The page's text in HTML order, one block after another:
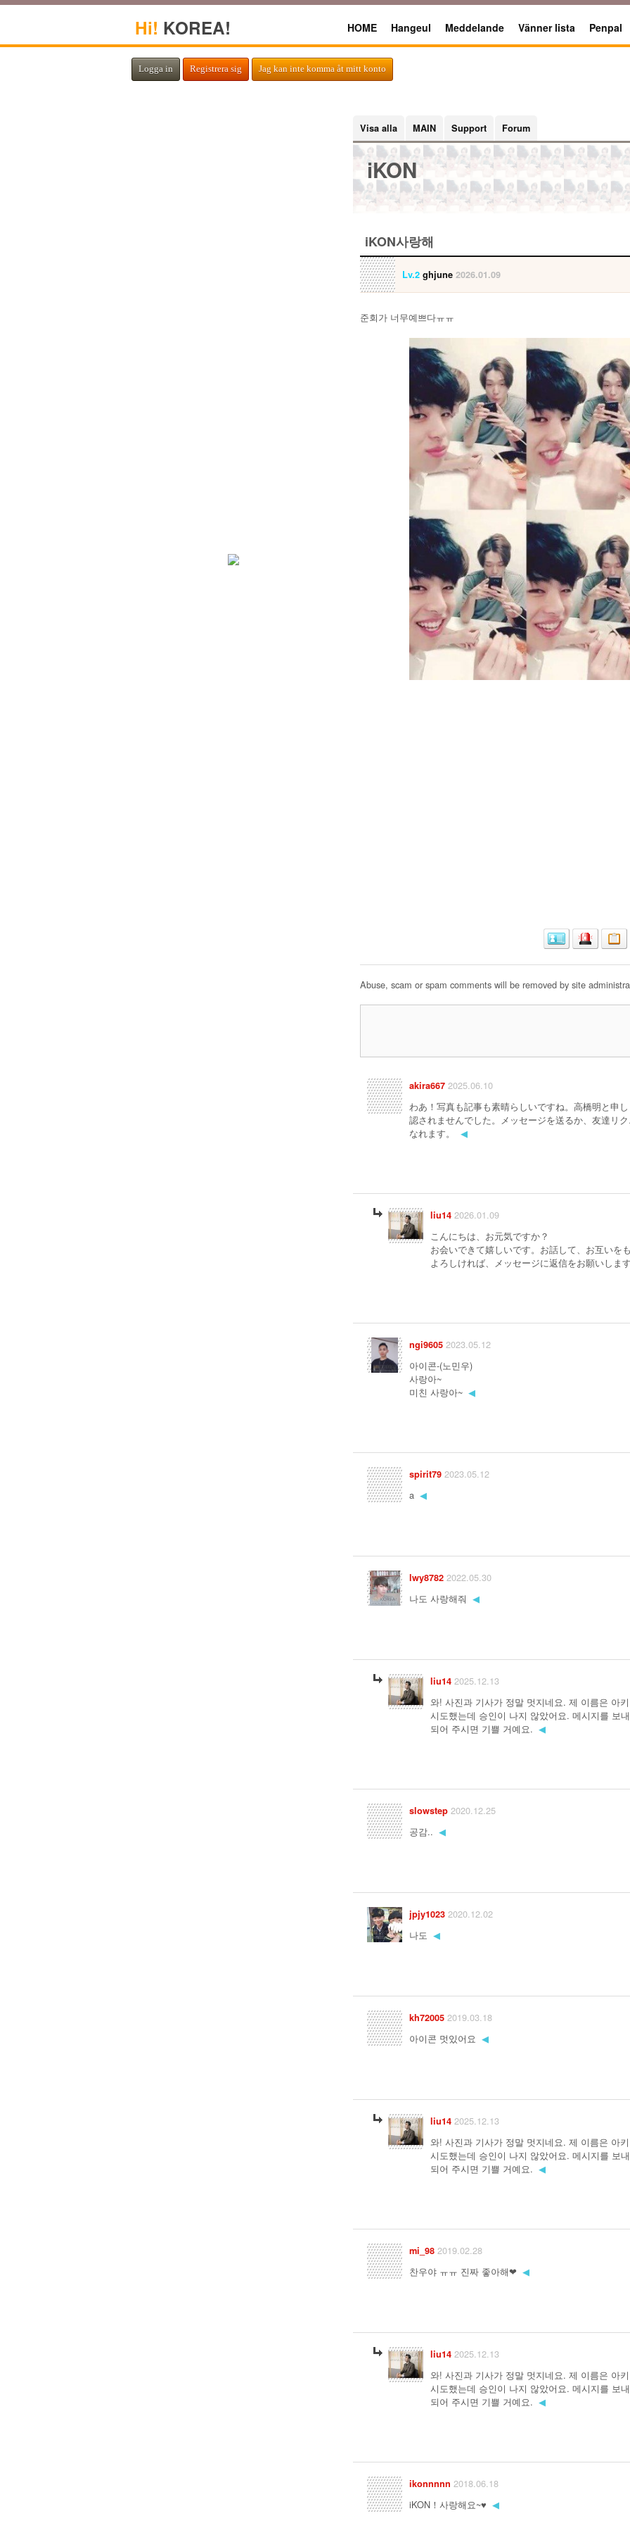
Hi! KOREA! HOME Hangeul Meddelande Vänner lista Penpal
Logga in Registrera sig Jag kan inte komma åt mitt konto
Visa alla MAIN Support Forum
iKON
iKON사랑해
Lv.2 ghjune 2026.01.09
준회가 너무예쁘다ㅠㅠ
Abuse, scam or spam comments will be removed by site
akira667 2025.06.10
わあ！写真も記事も素晴らしいですね。高橋明と申
認されませんでした。メッセージを送るか、友達リ
なれます。
◀
liu14 2026.01.09
こんにちは、お元気ですか？
お会いできて嬉しいです。お話して、お互いを
よろしければ、メッセージに返信をお願いしま
ngi9605 2023.05.12
아이콘-(노민우)
사랑아~
미친 사랑아~ ◀
spirit79 2023.05.12
a ◀
lwy8782 2022.05.30
나도 사랑해줘 ◀
liu14 2025.12.13
와! 사진과 기사가 정말 멋지네요. 제 이름은 아
시도했는데 승인이 나지 않았어요. 메시지를 보
되어 주시면 기쁠 거예요. ◀
slowstep 2020.12.25
공감.. ◀
jpjy1023 2020.12.02
나도 ◀
kh72005 2019.03.18
아이콘 멋있어요 ◀
liu14 2025.12.13
와! 사진과 기사가 정말 멋지네요. 제 이름은 아
시도했는데 승인이 나지 않았어요. 메시지를 보
되어 주시면 기쁠 거예요. ◀
mi_98 2019.02.28
찬우야 ㅠㅠ 진짜 좋아해❤ ◀
liu14 2025.12.13
와! 사진과 기사가 정말 멋지네요. 제 이름은 아
시도했는데 승인이 나지 않았어요. 메시지를 보
되어 주시면 기쁠 거예요. ◀
ikonnnnn 2018.06.18
iKON！사랑해요~♥ ◀